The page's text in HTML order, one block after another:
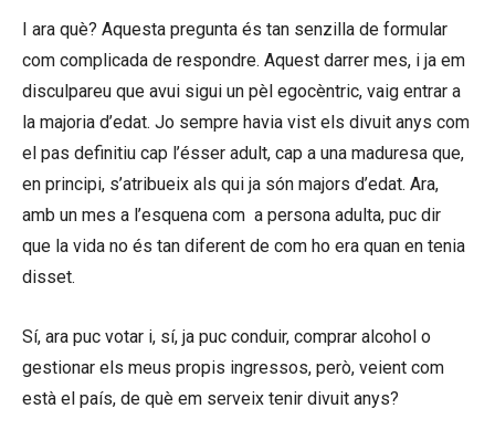
I ara què? Aquesta pregunta és tan senzilla de formular
com complicada de respondre. Aquest darrer mes, i ja em
disculpareu que avui sigui un pèl egocèntric, vaig entrar a
la majoria d’edat. Jo sempre havia vist els divuit anys com
el pas definitiu cap l’ésser adult, cap a una maduresa que,
en principi, s’atribueix als qui ja són majors d’edat. Ara,
amb un mes a l’esquena com a persona adulta, puc dir
que la vida no és tan diferent de com ho era quan en tenia
disset.
Sí, ara puc votar i, sí, ja puc conduir, comprar alcohol o
gestionar els meus propis ingressos, però, veient com
està el país, de què em serveix tenir divuit anys?